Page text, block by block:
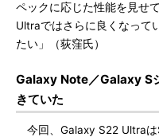
ペックに応じた性能を見せ
Ultraではさらに良くなって
たい」（荻窪氏）
Galaxy Note／Galaxy S
きていた
今回、Galaxy S22 Ultraは